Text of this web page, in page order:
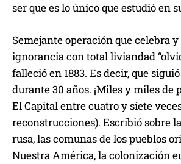
ser que es lo único que estudió en
Semejante operación que celebra
ignorancia con total liviandad
falleció en 1883. Es decir, que
durante 30 años. ¡Miles y miles de
El Capital entre cuatro y siete
reconstrucciones). Escribió sobre
rusa, las comunas de los pueblos
Nuestra América, la colonización